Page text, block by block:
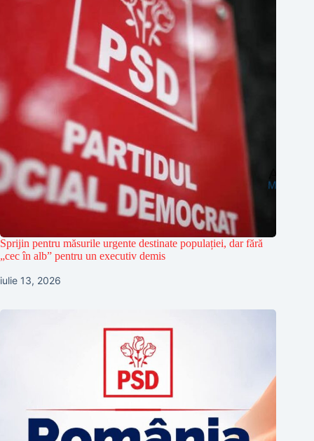
Sprijin pentru măsurile urgente destinate populației, dar fără
„cec în alb” pentru un executiv demis
iulie 13, 2026